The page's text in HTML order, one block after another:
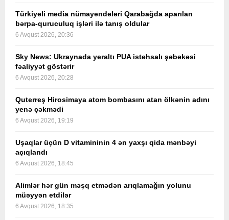
Türkiyəli media nümayəndələri Qarabağda aparılan
bərpa-quruculuq işləri ilə tanış oldular
6 Avqust 2026, 20:36
Sky News: Ukraynada yeraltı PUA istehsalı şəbəkəsi
fəaliyyət göstərir
6 Avqust 2026, 20:28
Quterreş Hirosimaya atom bombasını atan ölkənin adını
yenə çəkmədi
6 Avqust 2026, 19:19
Uşaqlar üçün D vitamininin 4 ən yaxşı qida mənbəyi
açıqlandı
6 Avqust 2026, 18:45
Alimlər hər gün məşq etmədən arıqlamağın yolunu
müəyyən etdilər
6 Avqust 2026, 18:35